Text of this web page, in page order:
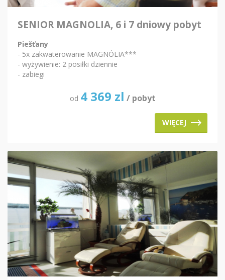
SENIOR MAGNOLIA, 6 i 7 dniowy pobyt
Piešťany
- 5x zakwaterowanie MAGNÓLIA***
- wyżywienie: 2 posiłki dziennie
- zabiegi
od 4 369 zl / pobyt
WIĘCEJ